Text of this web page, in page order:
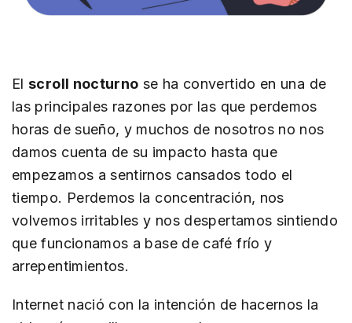
Elscroll nocturno se ha convertido en una de
las principales razones por las que perdemos
horas de sueño, y muchos de nosotros no nos
damos cuenta de su impacto hasta que
empezamos a sentirnos cansados todo el
tiempo. Perdemos la concentración, nos
volvemos irritables y nos despertamos sintiendo
que funcionamos a base de café frío y
arrepentimientos.
Internet nació con la intención de hacernos la